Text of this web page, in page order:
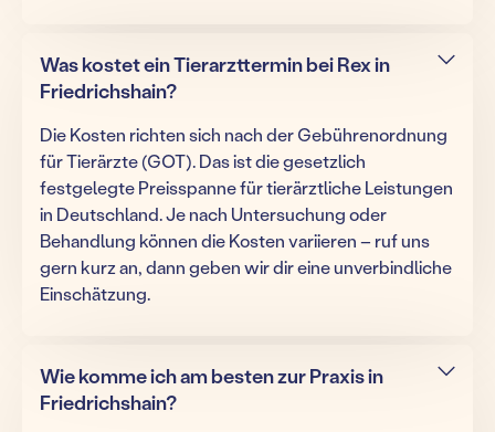
Was kostet ein Tierarzttermin bei Rex in
Friedrichshain?
Die Kosten richten sich nach der Gebührenordnung
für Tierärzte (GOT). Das ist die gesetzlich
festgelegte Preisspanne für tierärztliche Leistungen
in Deutschland. Je nach Untersuchung oder
Behandlung können die Kosten variieren – ruf uns
gern kurz an, dann geben wir dir eine unverbindliche
Einschätzung.
Wie komme ich am besten zur Praxis in
Friedrichshain?